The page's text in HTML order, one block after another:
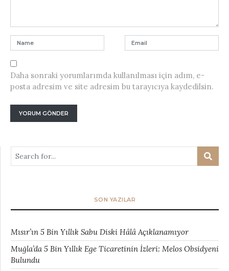
Daha sonraki yorumlarımda kullanılması için adım, e-
posta adresim ve site adresim bu tarayıcıya kaydedilsin.
SON YAZILAR
Mısır’ın 5 Bin Yıllık Sabu Diski Hâlâ Açıklanamıyor
Muğla’da 5 Bin Yıllık Ege Ticaretinin İzleri: Melos Obsidyeni
Bulundu